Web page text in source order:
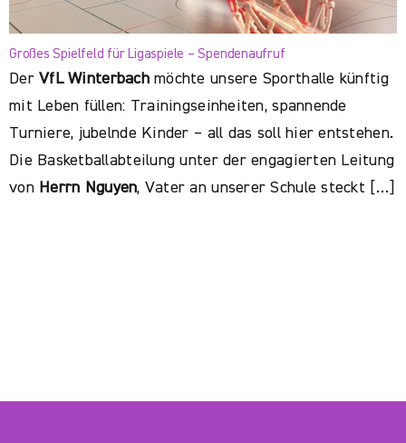
Großes Spielfeld für Ligaspiele – Spendenaufruf
DerVfL Winterbachmöchte unsere Sporthalle künftig
mit Leben füllen: Trainingseinheiten, spannende
Turniere, jubelnde Kinder – all das soll hier entstehen.
Die Basketballabteilung unter der engagierten Leitung
von Herrn Nguyen, Vater an unserer Schule steckt […]